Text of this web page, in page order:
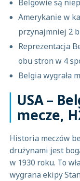
Belgowie są
Amerykanie w
przynajmniej 2
Reprezentacja
obu stron w 4
Belgia wygrała
USA –
mecze,
Historia meczów
drużynami jest
w 1930 roku. To
wygrana ekipy